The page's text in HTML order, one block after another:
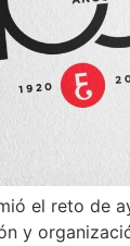
el reto de
y